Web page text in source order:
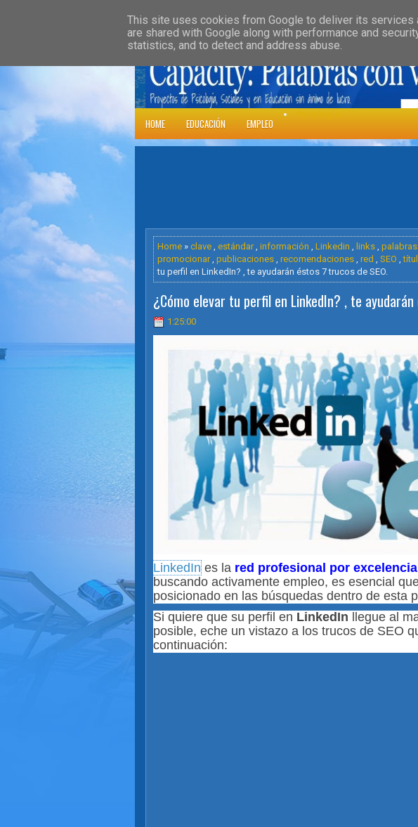
HOME DOWNLOADS » PARENT CATEGORY » FEATURED
HOME EDUCACIÓN EMPLEO
Home » clave , estándar, información , Linkedin , links , palabras
promocionar, publicaciones , recomendaciones , red , SEO ,
tu perfil en LinkedIn? , te ayudarán éstos 7 trucos de SEO.
¿Cómo elevar tu perfil en LinkedIn? , te
1:25:00
LinkedInes la red profesional por excelencia
buscando activamente empleo, es esencial
posicionado en las búsquedas dentro de esta
Si quiere que su perfil en LinkedIn llegue al
posible, eche un vistazo a los trucos de SEO
continuación:
This site uses cookies from Google to deliver its services
are shared with Google along with performance and
statistics, and to detect and address abuse.